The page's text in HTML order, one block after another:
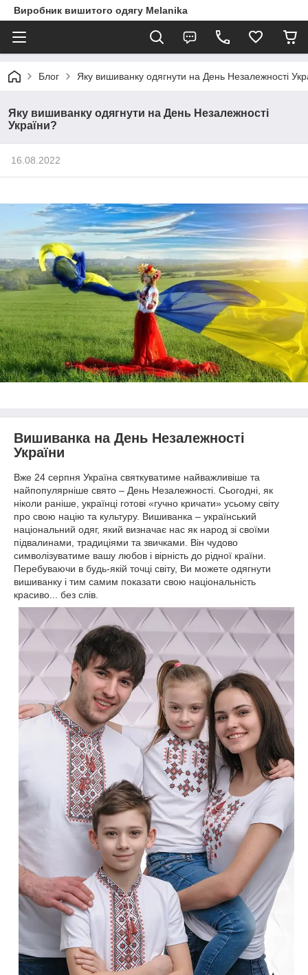
Виробник вишитого одягу Melanika
Блог Яку вишиванку одягнути на День Незалежності
Яку вишиванку одягнути на День Незалежності
України?
16.08.2022
Вишиванка на День Незалежності
України
Вже 24 серпня Україна святкуватиме найважливіше та
найпопулярніше свято – День Незалежності. Сьогодні, як
ніколи раніше, українці готові «гучно кричати» усьому світу
про свою націю та культуру. Вишиванка – український
національний одяг, який визначає нас як народ зі своїми
підвалинами, традиціями та звичками. Він чудово
символізуватиме вашу любов і вірність до рідної країни.
Перебуваючи в будь-якій точці світу, Ви можете одягнути
вишиванку і тим самим показати свою національність
красиво... без слів.